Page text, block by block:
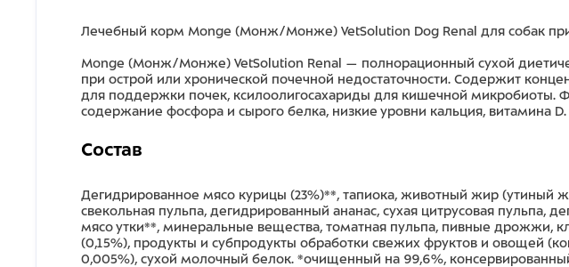
Лечебный корм Monge (Монж/Монже) VetSolution Dog Renal для собак при
Monge (Монж/Монже) VetSolution Renal — полнорационный сухой
при острой или хронической почечной недостаточности. Содержит
для поддержки почек, ксилоолигосахариды для кишечной микробиоты.
содержание фосфора и сырого белка, низкие уровни кальция, витамина D.
Состав
Дегидрированное мясо курицы (23%)**, тапиока, животный жир
свекольная пульпа, дегидрированный ананас, сухая цитрусовая
мясо утки**, минеральные вещества, томатная пульпа, пивные дрожжи,
(0,15%), продукты и субпродукты обработки свежих фруктов и овощей
0,005%), сухой молочный белок. *очищенный на 99,6%,